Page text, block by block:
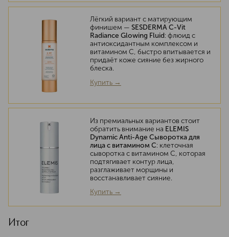
Лёгкий вариант с матирующим
финишем — SESDERMA C-Vit
Radiance Glowing Fluid: флюид с
антиоксидантным комплексом и
витамином C, быстро впитывается и
придаёт коже сияние без жирного
блеска.
Купить →
Из премиальных вариантов стоит
обратить внимание на ELEMIS
Dynamic Anti-Age Сыворотка для
лица с витамином C: клеточная
сыворотка с витамином C, которая
подтягивает контур лица,
разглаживает морщины и
восстанавливает сияние.
Купить →
Итог